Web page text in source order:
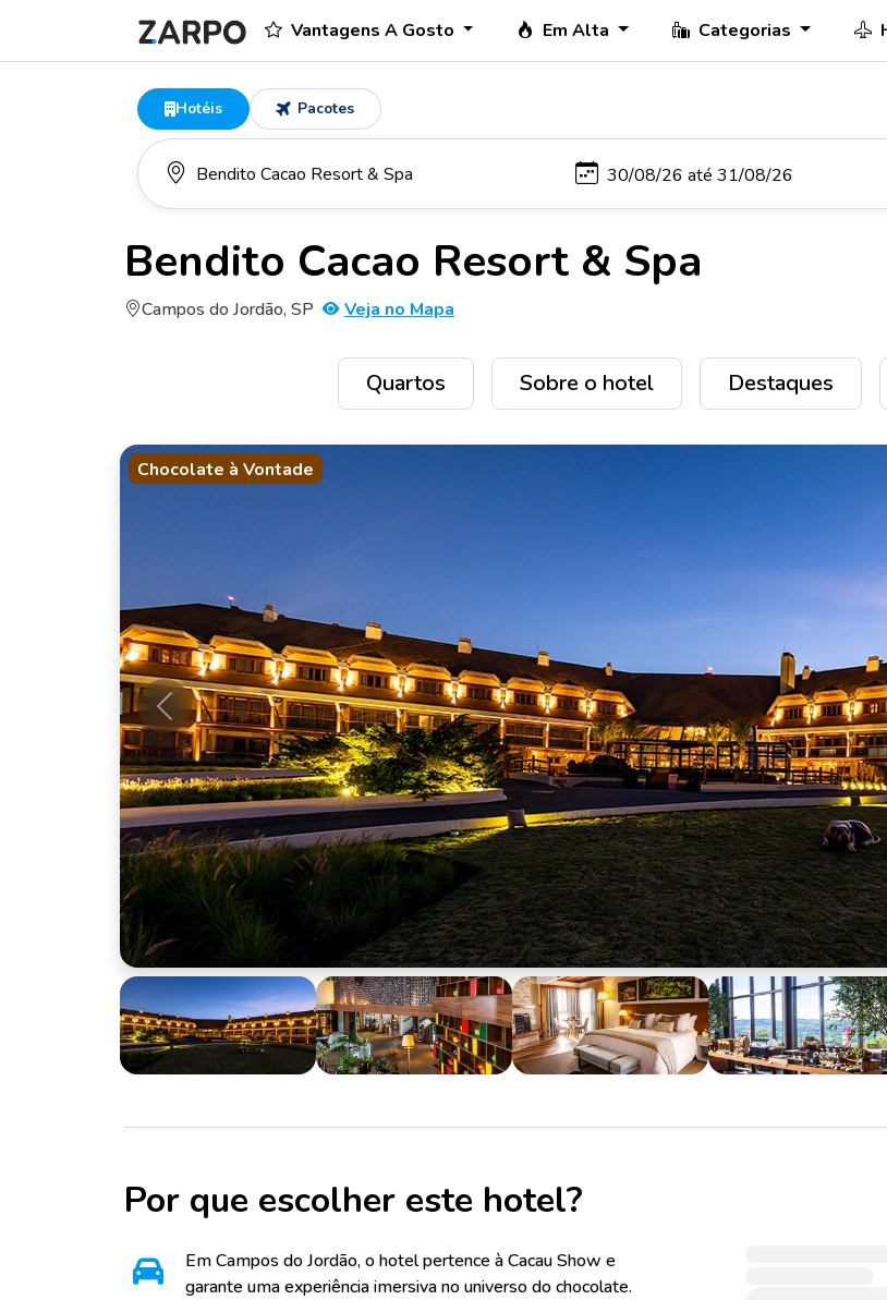
Vantagens A Gosto Em Alta Categorias
Hotéis Pacotes
Bendito Cacao Resort & Spa
Campos do Jordão, SP Veja no Mapa
Quartos Sobre o hotel Destaques
Anterior
Chocolate à Vontade
Por que escolher este hotel?
Em Campos do Jordão, o hotel pertence à Cacau Show e
garante uma experiência imersiva no universo do chocolate.